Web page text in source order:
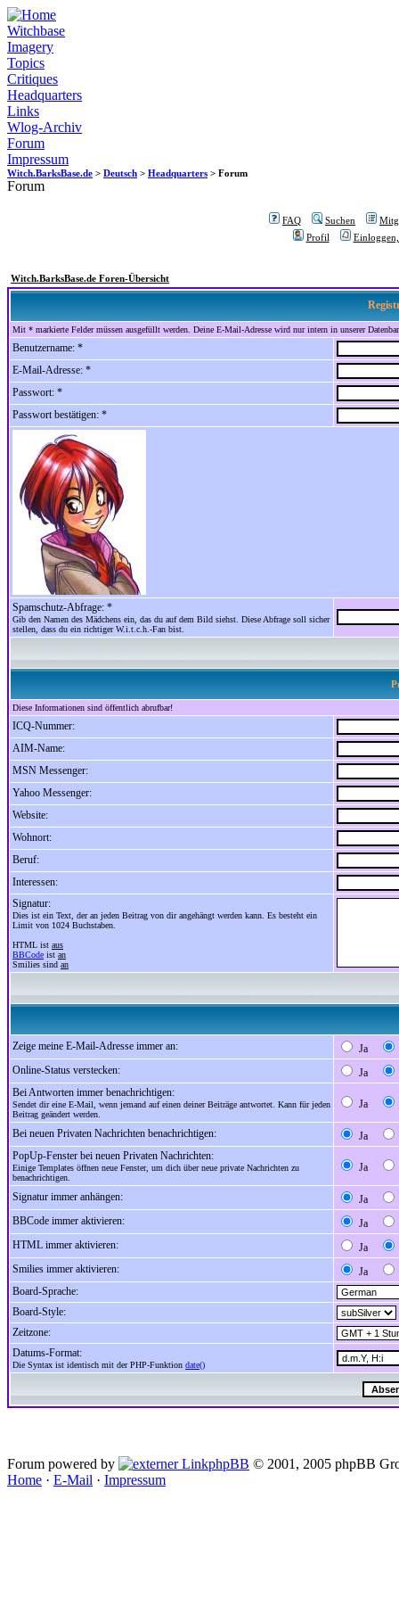
Witchbase
Imagery
Topics
Critiques
Headquarters
Links
Wlog-Archiv
Forum
Impressum
Witch.BarksBase.de > Deutsch > Headquarters > Forum
Forum
FAQ Suchen
Profil
Witch.BarksBase.de Foren-Übersicht
Mit * markierte Felder müssen ausgefüllt werden. Deine E-Mail-Adresse wird nur intern in unserer
Benutzername: *
E-Mail-Adresse: *
Passwort: *
Passwort bestätigen: *
Spamschutz-Abfrage: *
Gib den Namen des Mädchens ein, das du auf dem Bild siehst. Diese Abfrage soll sicher
stellen, dass du ein richtiger W.i.t.c.h.-Fan bist.
Diese Informationen sind öffentlich abrufbar!
ICQ-Nummer:
AIM-Name:
MSN Messenger:
Yahoo Messenger:
Website:
Wohnort:
Beruf:
Interessen:
Signatur:
Dies ist ein Text, der an jeden Beitrag von dir angehängt werden kann. Es besteht ein
Limit von 1024 Buchstaben.
HTML ist aus
BBCode ist an
Smilies sind an
Zeige meine E-Mail-Adresse immer an:
Ja
Online-Status verstecken:
Ja
Bei Antworten immer benachrichtigen:
Sendet dir eine E-Mail, wenn jemand auf einen deiner Beiträge antwortet. Kann für jeden
Beitrag geändert werden.
Ja
Bei neuen Privaten Nachrichten benachrichtigen:
Ja
PopUp-Fenster bei neuen Privaten Nachrichten:
Einige Templates öffnen neue Fenster, um dich über neue private Nachrichten zu
benachrichtigen.
Ja
Signatur immer anhängen:
Ja
BBCode immer aktivieren:
Ja
HTML immer aktivieren:
Ja
Smilies immer aktivieren:
Ja
Board-Sprache:
Board-Style:
Zeitzone:
Datums-Format:
Die Syntax ist identisch mit der PHP-Funktion date()
Forum powered by phpBB © 2001, 2005 phpBB
Home · E-Mail · Impressum